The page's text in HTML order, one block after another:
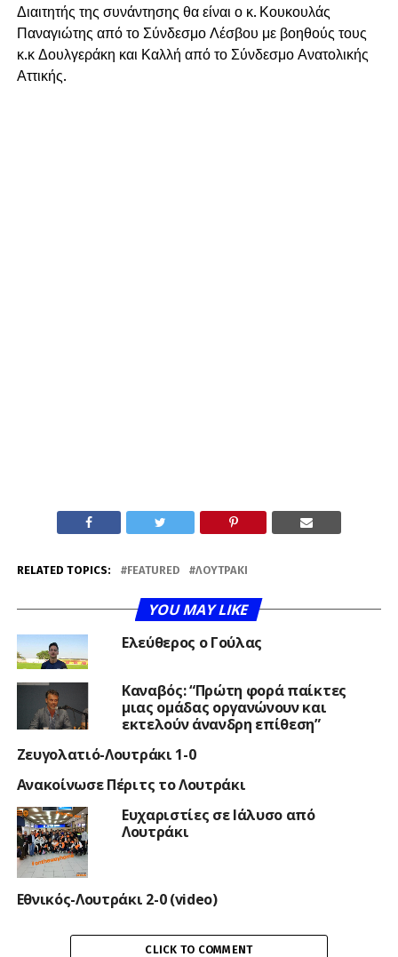
Διαιτητής της συνάντησης θα είναι ο κ. Κουκουλάς
Παναγιώτης από το Σύνδεσμο Λέσβου με βοηθούς τους
κ.κ Δουλγεράκη και Καλλή από το Σύνδεσμο Ανατολικής
Αττικής.
RELATED TOPICS: FEATURED ΛΟΥΤΡΆΚΙ
YOU MAY LIKE
Ελεύθερος ο Γούλας
Καναβός: “Πρώτη φορά παίκτες
μιας ομάδας οργανώνουν και
εκτελούν άνανδρη επίθεση”
Ζευγολατιό-Λουτράκι 1-0
Ανακοίνωσε Πέριτς το Λουτράκι
Ευχαριστίες σε Ιάλυσο από
Λουτράκι
Εθνικός-Λουτράκι 2-0 (video)
CLICK TO COMMENT